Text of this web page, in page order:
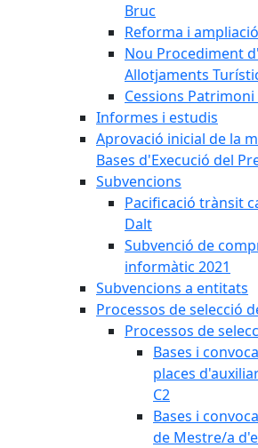
Bruc
Reforma i
Nou Procediment
Allotjaments
Cessions
Informes i estudis
Aprovació inicial de la
Bases d'Execució del
Subvencions
Pacificació trànsit
Dalt
Subvenció de
informàtic 2021
Subvencions a entitats
Processos de selecció
Processos de
Bases i
places
C2
Bases i
de Mestre/a